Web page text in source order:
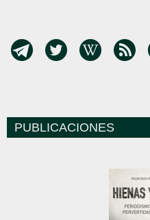
PUBLICACIONES